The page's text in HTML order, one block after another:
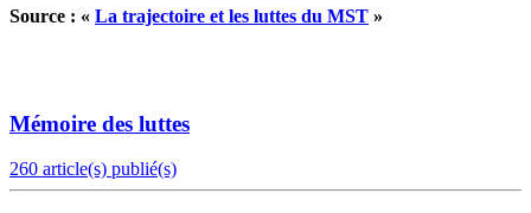
Source : « La trajectoire et les luttes du MST »
Mémoire des luttes
260 article(s) publié(s)